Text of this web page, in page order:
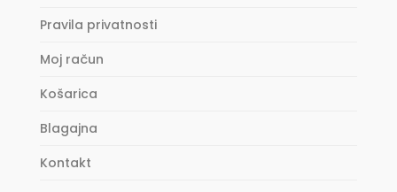
Pravila privatnosti
Moj račun
Košarica
Blagajna
Kontakt